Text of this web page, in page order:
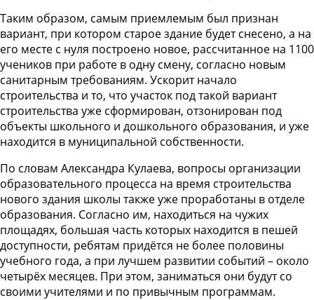
Таким образом, самым приемлемым был признан
вариант, при котором старое здание будет снесено, а на
его месте с нуля построено новое, рассчитанное на 1100
учеников при работе в одну смену, согласно новым
санитарным требованиям. Ускорит начало
строительства и то, что участок под такой вариант
строительства уже сформирован, отзонирован под
объекты школьного и дошкольного образования, и уже
находится в муниципальной собственности.
По словам Александра Кулаева, вопросы организации
образовательного процесса на время строительства
нового здания школы также уже проработаны в отделе
образования. Согласно им, находиться на чужих
площадях, большая часть которых находится в пешей
доступности, ребятам придётся не более половины
учебного года, а при лучшем развитии событий – около
четырёх месяцев. При этом, заниматься они будут со
своими учителями и по привычным программам.